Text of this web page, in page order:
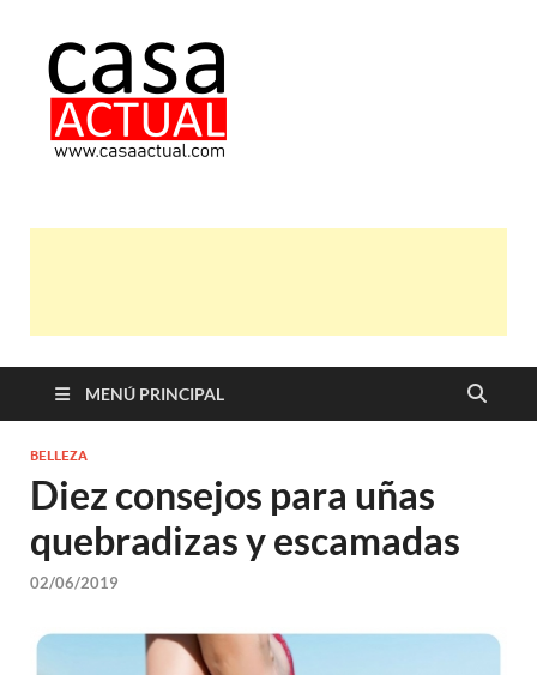
MENÚ PRINCIPAL
BELLEZA
Diez consejos para uñas
quebradizas y escamadas
02/06/2019